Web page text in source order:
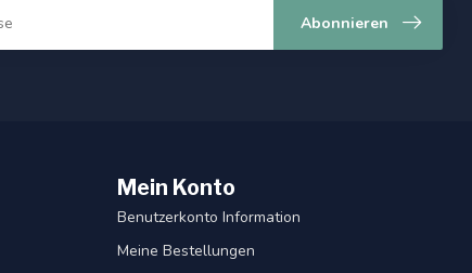
Abonnieren
Mein Konto
Benutzerkonto Information
Meine Bestellungen